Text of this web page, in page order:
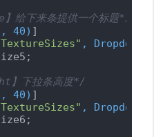
给下来条提供一个标题*/
40) ]
,
】下拉条高度*/
40) ]
,